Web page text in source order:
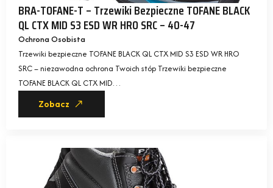
BRA-TOFANE-T – Trzewiki Bezpieczne TOFANE BLACK
QL CTX MID S3 ESD WR HRO SRC – 40-47
Ochrona Osobista
Trzewiki bezpieczne TOFANE BLACK QL CTX MID S3 ESD WR HRO
SRC – niezawodna ochrona Twoich stóp Trzewiki bezpieczne
TOFANE BLACK QL CTX MID…
Zobacz